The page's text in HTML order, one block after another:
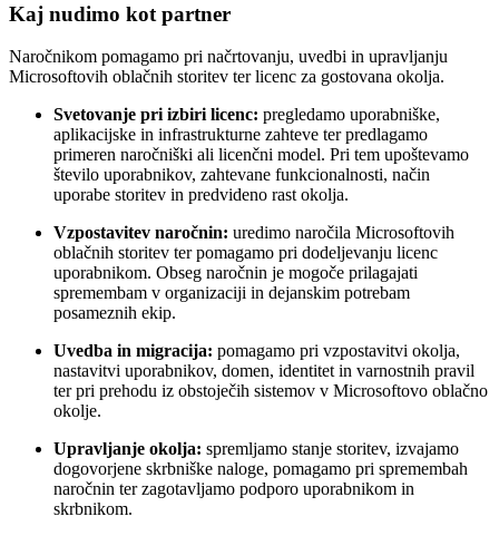
Kaj nudimo kot partner
Naročnikom pomagamo pri načrtovanju, uvedbi in upravljanju
Microsoftovih oblačnih storitev ter licenc za gostovana okolja.
Svetovanje pri izbiri licenc: pregledamo uporabniške,
aplikacijske in infrastrukturne zahteve ter predlagamo
primeren naročniški ali licenčni model. Pri tem upoštevamo
število uporabnikov, zahtevane funkcionalnosti, način
uporabe storitev in predvideno rast okolja.
Vzpostavitev naročnin: uredimo naročila Microsoftovih
oblačnih storitev ter pomagamo pri dodeljevanju licenc
uporabnikom. Obseg naročnin je mogoče prilagajati
spremembam v organizaciji in dejanskim potrebam
posameznih ekip.
Uvedba in migracija: pomagamo pri vzpostavitvi okolja,
nastavitvi uporabnikov, domen, identitet in varnostnih pravil
ter pri prehodu iz obstoječih sistemov v Microsoftovo oblačno
okolje.
Upravljanje okolja: spremljamo stanje storitev, izvajamo
dogovorjene skrbniške naloge, pomagamo pri spremembah
naročnin ter zagotavljamo podporo uporabnikom in
skrbnikom.